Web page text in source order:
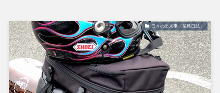
日々の出来事（業務日誌）